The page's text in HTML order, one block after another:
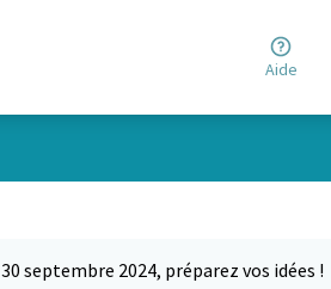
Aide
septembre 2024, préparez vos idées !